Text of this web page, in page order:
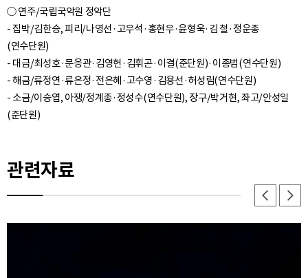
○ 연주/국립국악원 정악단
- 집박/김한승, 피리/나영선·고우석·홍현우·윤형욱·김 철·정운종
(연수단원)
- 대금/최성호·문응관·김영헌·김휘곤·이결(준단원)·이종범(연수단원)
- 해금/류정연·류은정·전은혜·고수영·김용선·허성림(연수단원)
- 소금/이승엽, 아쟁/정계종·정성수(연수단원), 장구/박거현, 좌고/안성일
관련자료